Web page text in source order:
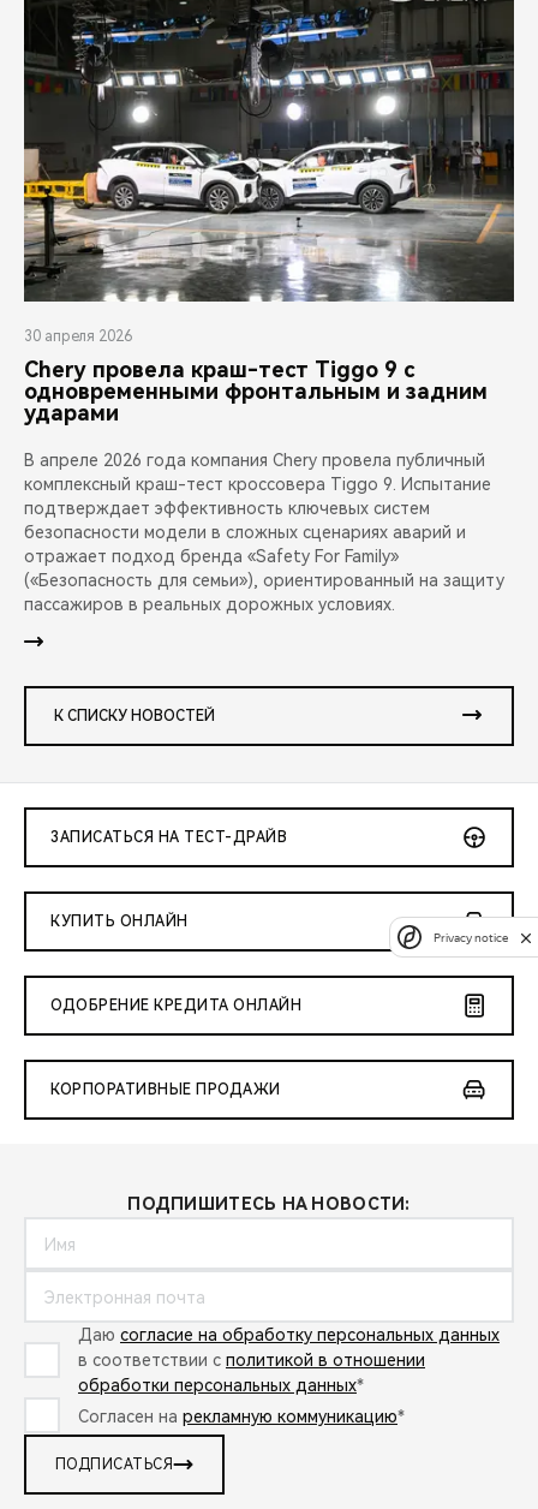
30 апреля 2026
Chery провела краш-тест Tiggo 9 с
одновременными фронтальным и задним
ударами
В апреле 2026 года компания Chery провела публичный
комплексный краш-тест кроссовера Tiggo 9. Испытание
подтверждает эффективность ключевых систем
безопасности модели в сложных сценариях аварий и
отражает подход бренда «Safety For Family»
(«Безопасность для семьи»), ориентированный на защиту
пассажиров в реальных дорожных условиях.
К СПИСКУ НОВОСТЕЙ
ЗАПИСАТЬСЯ НА ТЕСТ-ДРАЙВ
КУПИТЬ ОНЛАЙН
ОДОБРЕНИЕ КРЕДИТА ОНЛАЙН
КОРПОРАТИВНЫЕ ПРОДАЖИ
ПОДПИШИТЕСЬ НА НОВОСТИ:
Даю согласие на обработку персональных данных
в соответствии с политикой в отношении
обработки персональных данных*
Согласен на рекламную коммуникацию*
ПОДПИСАТЬСЯ
Privacy notice